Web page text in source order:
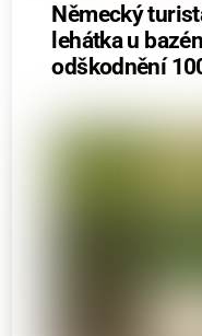
Německý
lehátka u
odškodnění